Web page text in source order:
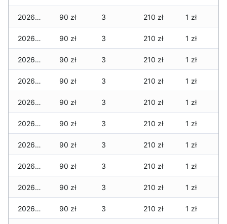
2026-03-15 90 zł 3 210 zł 1 zł
2026-03-14 90 zł 3 210 zł 1 zł
2026-03-13 90 zł 3 210 zł 1 zł
2026-03-12 90 zł 3 210 zł 1 zł
2026-03-11 90 zł 3 210 zł 1 zł
2026-03-10 90 zł 3 210 zł 1 zł
2026-03-09 90 zł 3 210 zł 1 zł
2026-03-08 90 zł 3 210 zł 1 zł
2026-03-07 90 zł 3 210 zł 1 zł
2026-03-06 90 zł 3 210 zł 1 zł